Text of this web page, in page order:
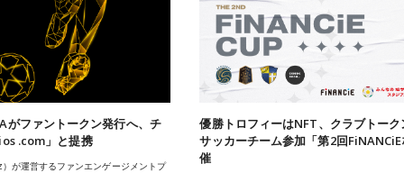
がファントークン発行へ、チ
.com」と提携
が運営するファンエンゲージメントプ
優勝トロフィーはNFT、クラブトーク
サッカーチーム参加「第2回
催